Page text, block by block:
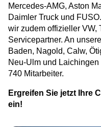
Mercedes-AMG, Aston
Daimler Truck und
wir zudem offizieller VW,
Servicepartner. An
Baden, Nagold, Calw,
Neu-Ulm und
740 Mitarbeiter.
Ergreifen Sie jetzt Ihre
ein!